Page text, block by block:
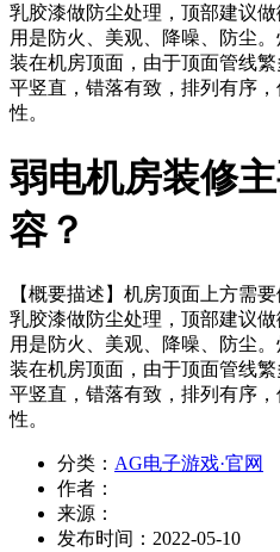
乳胶漆做防尘处理，顶部建议
用是防火、美观、降噪、防尘
装在机房顶面，由于顶面管线
平竖直，错落有致，排列有序
性。
弱电机房装修
容？
【概要描述】 机房顶面上方需
乳胶漆做防尘处理，顶部建议
用是防火、美观、降噪、防尘
装在机房顶面，由于顶面管线
平竖直，错落有致，排列有序
性。
分类： AG电子游戏·官网
作者：
来源：
发布时间： 2022-05-10